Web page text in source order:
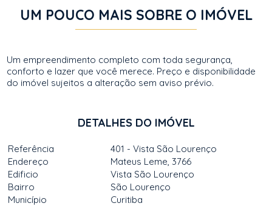
UM POUCO MAIS SOBRE O IMÓVEL
Um empreendimento completo com toda segurança,
conforto e lazer que você merece. Preço e disponibilidade
do imóvel sujeitos a alteração sem aviso prévio.
DETALHES DO IMÓVEL
Referência
401 - Vista São Lourenço
Endereço
Mateus Leme, 3766
Edificio
Vista São Lourenço
Bairro
São Lourenço
Município
Curitiba